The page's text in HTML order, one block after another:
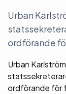
Urban
ordförande
Urban
ordförande för